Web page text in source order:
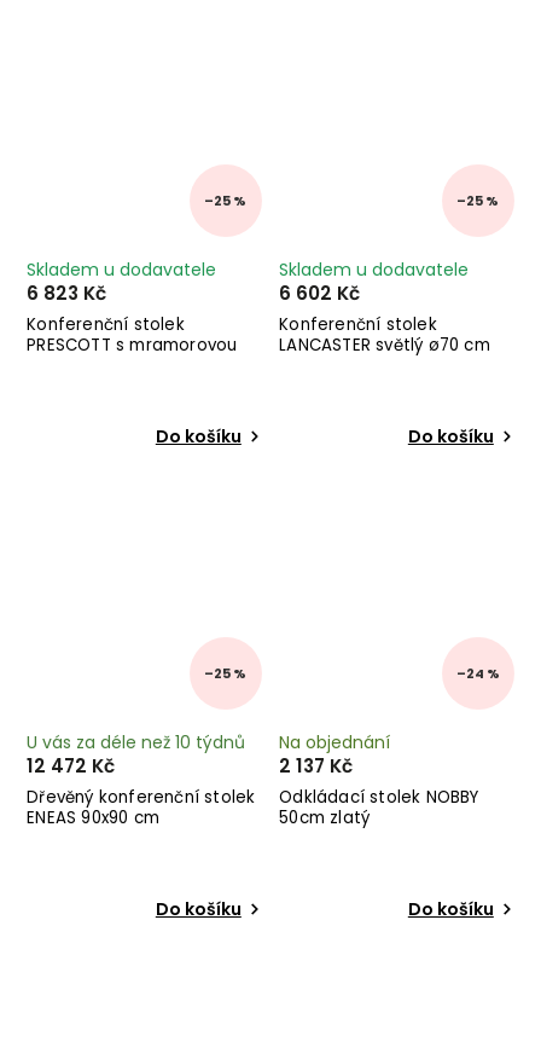
–25 %
Konferenční stolek
PRESCOTT s mramorovou
Skladem u dodavatele
6 823 Kč
Do košíku
–25 %
Konferenční stolek
LANCASTER světlý ø70 cm
Skladem u dodavatele
6 602 Kč
Do košíku
–25 %
Dřevěný konferenční stolek
ENEAS 90x90 cm
U vás za déle než 10 týdnů
12 472 Kč
Do košíku
–24 %
Odkládací stolek NOBBY
50cm zlatý
Na objednání
2 137 Kč
Do košíku